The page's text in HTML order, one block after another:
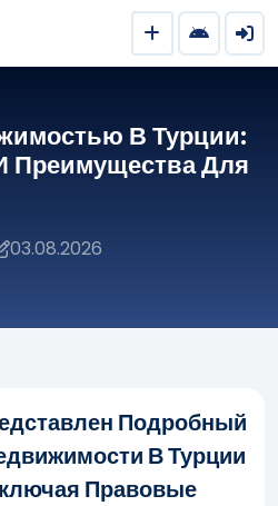
В Турции:
Преимущества Для
03.08.2026
Подробный
В Турции
Правовые